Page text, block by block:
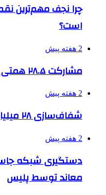
چرا نجف مهم‌ترین
است؟
2 هفته پیش
مشارکت ۲۸.۵ همتی خیران در مدرسه‌سازی
2 هفته پیش
شفاف‌سازی ۲۸ میلیارد یورو تعهدات ارزی
2 هفته پیش
دستگیری شبکه
معاند توسط پلیس